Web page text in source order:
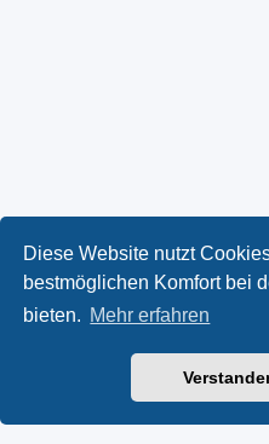
Diese Website nutzt
bestmöglichen Komfort bei
bieten. Mehr erfahren